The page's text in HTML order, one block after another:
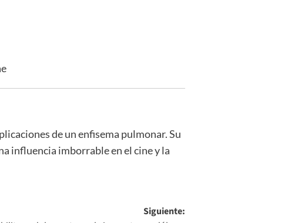
de un enfisema pulmonar. Su
influencia imborrable en el cine y la
Siguiente: